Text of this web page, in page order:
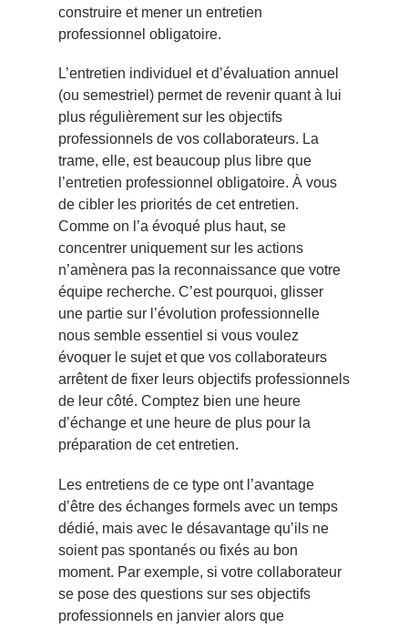
construire et mener un entretien
professionnel obligatoire.
L’entretien individuel et d’évaluation annuel
(ou semestriel) permet de revenir quant à lui
plus régulièrement sur les objectifs
professionnels de vos collaborateurs. La
trame, elle, est beaucoup plus libre que
l’entretien professionnel obligatoire. À vous
de cibler les priorités de cet entretien.
Comme on l’a évoqué plus haut, se
concentrer uniquement sur les actions
n’amènera pas la reconnaissance que votre
équipe recherche. C’est pourquoi, glisser
une partie sur l’évolution professionnelle
nous semble essentiel si vous voulez
évoquer le sujet et que vos collaborateurs
arrêtent de fixer leurs objectifs professionnels
de leur côté. Comptez bien une heure
d’échange et une heure de plus pour la
préparation de cet entretien.
Les entretiens de ce type ont l’avantage
d’être des échanges formels avec un temps
dédié, mais avec le désavantage qu’ils ne
soient pas spontanés ou fixés au bon
moment. Par exemple, si votre collaborateur
se pose des questions sur ses objectifs
professionnels en janvier alors que